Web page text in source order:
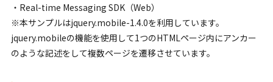
・Real-time Messaging SDK（Web）
※本サンプルはjquery.mobile-1.4.0を利用しています。
jquery.mobileの機能を使用して1つのHTMLページ内にアンカー
のような記述をして複数ページを遷移させています。